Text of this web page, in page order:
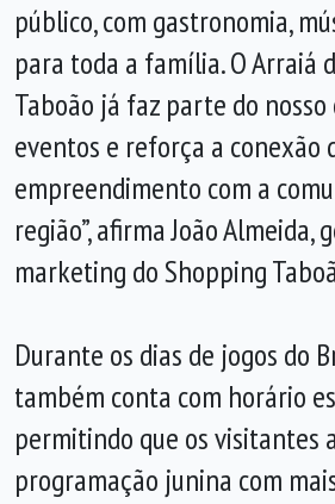
público, com gastronomia,
para toda a família. O Arraiá
Taboão já faz parte do
eventos e reforça a conexão
empreendimento com a
região”, afirma João Almeida,
marketing do Shopping
Durante os dias de jogos do
também conta com horário
permitindo que os visitantes
programação junina com